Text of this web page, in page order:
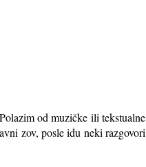
od muzičke ili tekstualne
zov, posle idu neki razgovori